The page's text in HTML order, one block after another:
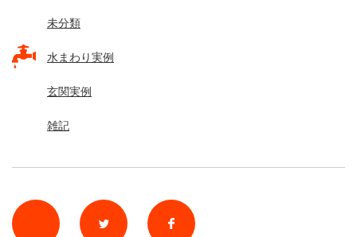
未分類
水まわり実例
玄関実例
雑記
Twitter